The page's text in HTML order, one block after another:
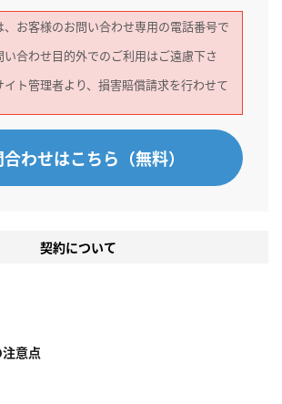
、お客様のお問い合わせ専用の電話番号で
い合わせ目的外でのご利用はご遠慮下さ
ト管理者より、損害賠償請求を行わせて
わせはこちら（無料）
契約について
意点